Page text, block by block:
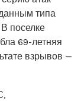
типа
поселке
69-летняя
взрывов —